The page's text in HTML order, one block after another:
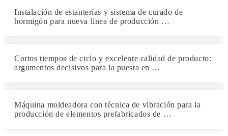
Instalación de estanterías y sistema de curado de
hormigón para nueva línea de producción …
Cortos tiempos de ciclo y excelente calidad de producto:
argumentos decisivos para la puesta en …
Máquina moldeadora con técnica de vibración para la
producción de elementos prefabricados de …